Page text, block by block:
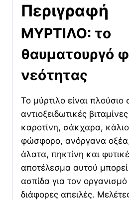
Περιγραφή
ΜΥΡΤΙΛΟ: το
θαυματουργό
νεότητας
Το μύρτιλο είναι πλούσιο
αντιοξειδωτικές
καροτίνη, σάκχαρα,
φώσφορο, ανόργανα
άλατα, πηκτίνη και
αποτέλεσμα αυτού
ασπίδα για τον
διάφορες απειλές.